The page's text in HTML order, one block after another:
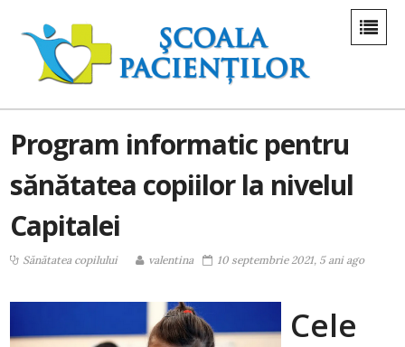
Program informatic pentru
sănătatea copiilor la nivelul
Capitalei
Sănătatea copilului valentina 10 septembrie 2021, 5 ani ago
Cele